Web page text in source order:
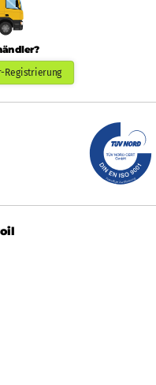
Registrierung